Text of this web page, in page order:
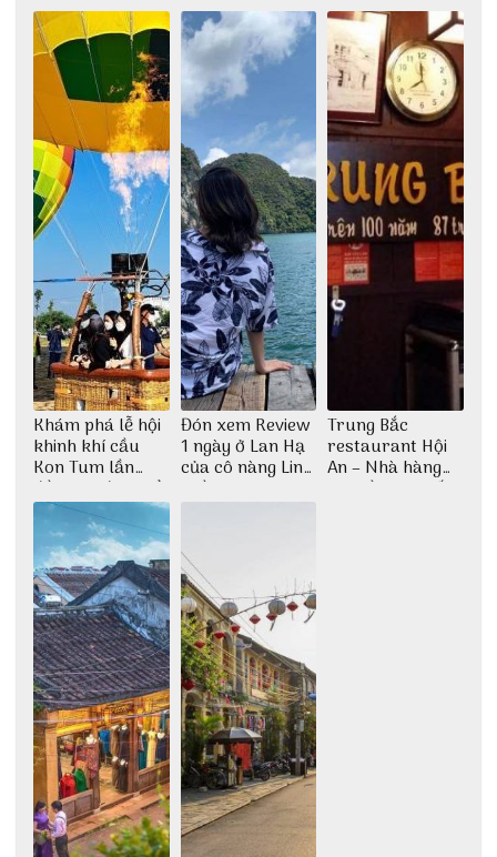
Thu Hà những góc chụp
đẹp
Khám phá lễ hội
khinh khí cầu
Kon Tum lần
đầu tiên được tổ
chức
Đón xem Review
1 ngày ở Lan Hạ
của cô nàng Linh
Trần
Trung Bắc
restaurant Hội
An – Nhà hàng
cao lầu có thiết